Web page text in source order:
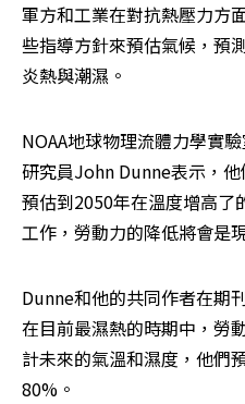
軍方和工業在對抗熱壓力方
些指導方針來預估氣候，預
炎熱與潮濕。
NOAA地球物理流體力學實
研究員John Dunne表示，
預估到2050年在溫度增高了
工作，勞動力的降低將會是
Dunne和他的共同作者在期
在目前最濕熱的時期中，勞
計未來的氣溫和濕度，他們
80%。